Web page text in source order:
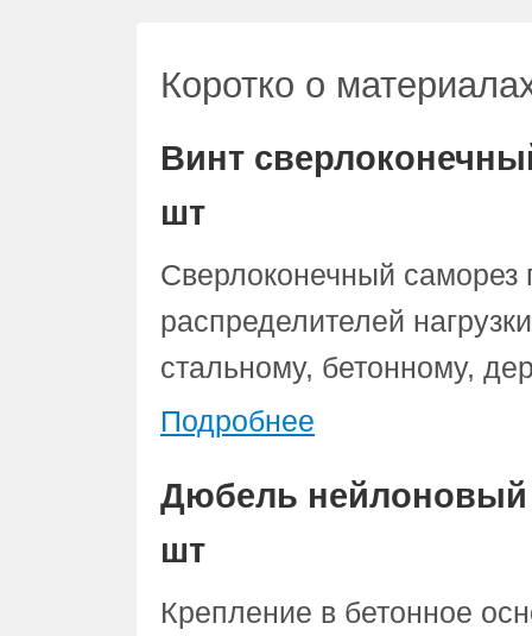
Коротко о
Винт
шт
Сверлоконечный саморез
распределителей
стальному, бетонному,
Подробнее
Дюбель нейлоновый
шт
Крепление в бетонное